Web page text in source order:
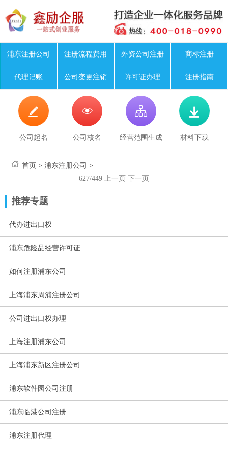
浦东注册公司 注册流程费用 外资公司注册 商标注册
代理记账 公司变更注销 许可证办理 注册指南

公司起名

公司核名

经营范围生成

材料下载
首页 >浦东注册公司 >
627/449
上一页 下一页
推荐专题
代办进出口权
浦东危险品经营许可证
如何注册浦东公司
上海浦东周浦注册公司
公司进出口权办理
上海注册浦东公司
上海浦东新区注册公司
浦东软件园公司注册
浦东临港公司注册
浦东注册代理